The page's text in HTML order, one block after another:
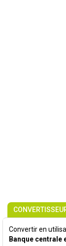
Convertir en
Banque centrale